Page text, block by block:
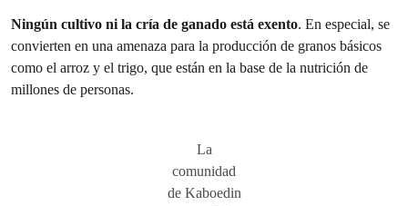
Ningún cultivo ni la cría de ganado está exento. En especial, se
convierten en una amenaza para la producción de granos básicos
como el arroz y el trigo, que están en la base de la nutrición de
millones de personas.
La
comunidad
de Kaboedin